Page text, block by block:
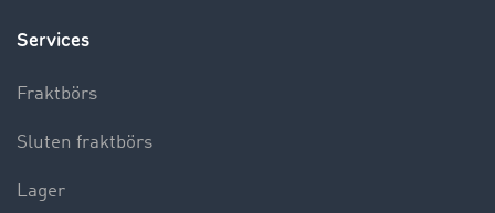
Services
Fraktbörs
Sluten fraktbörs
Lager